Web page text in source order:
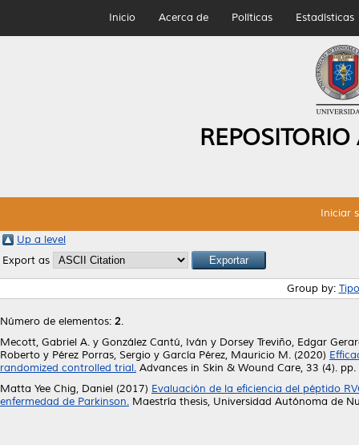
Inicio Acerca de Políticas Estadísticas
Iniciar
Up a level
Export as
Group by:
Número de elementos: 2.
Mecott, Gabriel A. y González Cantú, Iván y Dorsey Treviño, Edgar
Roberto y Pérez Porras, Sergio y García Pérez, Mauricio M. (2020)
randomized controlled trial. Advances in Skin & Wound Care, 33 (4).
Matta Yee Chig, Daniel (2017) Evaluación de la eficiencia del péptido
enfermedad de Parkinson. Maestría thesis, Universidad Autónoma de